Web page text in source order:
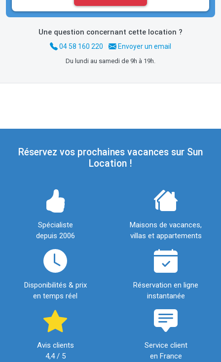
Une question concernant cette location ?
04 58 160 220 Envoyer un email
Du lundi au samedi de 9h à 19h.
Réservez vos prochaines vacances sur Sun
Location !
Spécialiste
depuis 2006
Maisons de vacances,
villas et appartements
Disponibilités & prix
en temps réel
Réservation en ligne
instantanée
Avis clients
4,4 / 5
Service client
en France